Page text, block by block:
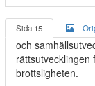
Sida 15
och
rättsutvecklingen
brottsligheten.